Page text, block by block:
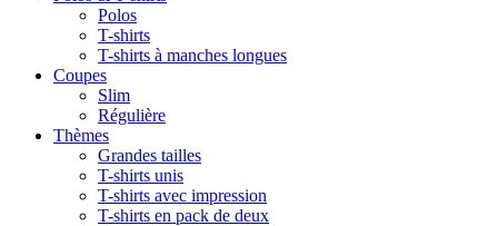
Polos
T-shirts
T-shirts à manches longues
Coupes
Slim
Régulière
Thèmes
Grandes tailles
T-shirts unis
T-shirts avec impression
T-shirts en pack de deux